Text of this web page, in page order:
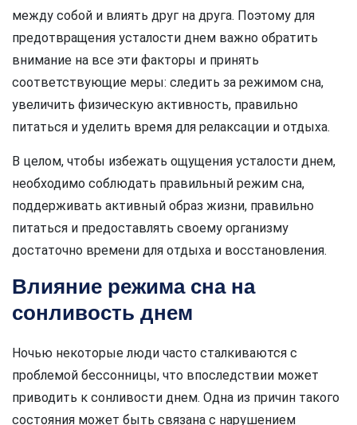
между собой и влиять друг на друга. Поэтому для
предотвращения усталости днем важно обратить
внимание на все эти факторы и принять
соответствующие меры: следить за режимом сна,
увеличить физическую активность, правильно
питаться и уделить время для релаксации и отдыха.
В целом, чтобы избежать ощущения усталости днем,
необходимо соблюдать правильный режим сна,
поддерживать активный образ жизни, правильно
питаться и предоставлять своему организму
достаточно времени для отдыха и восстановления.
Влияние режима сна на
сонливость днем
Ночью некоторые люди часто сталкиваются с
проблемой бессонницы, что впоследствии может
приводить к сонливости днем. Одна из причин такого
состояния может быть связана с нарушением